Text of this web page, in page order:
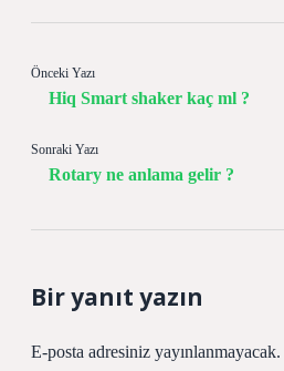
Önceki Yazı
Hiq Smart shaker kaç ml ?
Sonraki Yazı
Rotary ne anlama gelir ?
Bir yanıt yazın
E-posta adresiniz yayınlanmayacak.